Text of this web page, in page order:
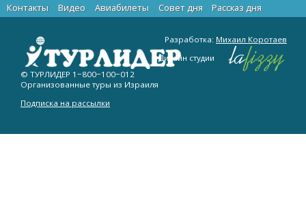
Контакты
Видео Авиабилеты Cовет дня Рассказ дня
© ТУРЛИДЕР 1−800−100−012
Организованные туры из Израиля
Подписка на рассылки
Разработка: Михаил Коротаев
Дизайн студии